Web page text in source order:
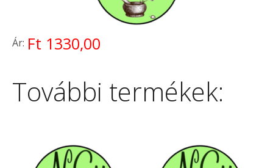
Ár: Ft 1330,00
További termékek: